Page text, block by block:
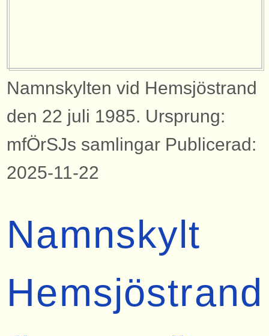
Namnskylten vid Hemsjöstrand
den 22 juli 1985. Ursprung:
mfÖrSJs samlingar Publicerad:
2025-11-22
Namnskylt
Hemsjöstrand